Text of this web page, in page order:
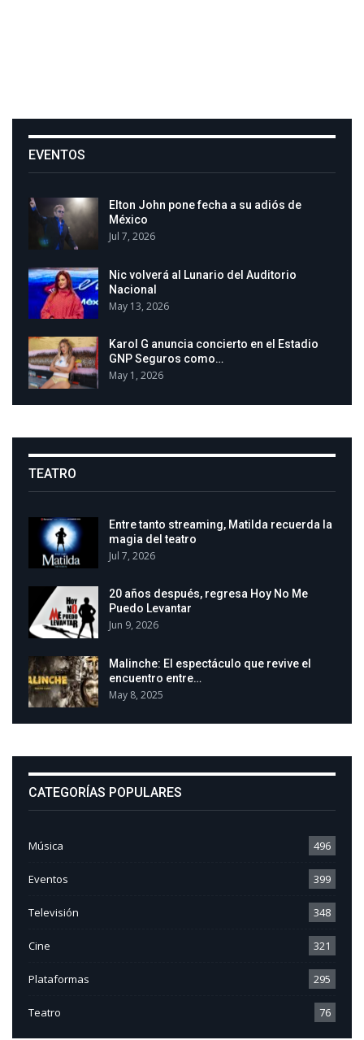
EVENTOS
Elton John pone fecha a su adiós de
México
Jul 7, 2026
Nic volverá al Lunario del Auditorio
Nacional
May 13, 2026
Karol G anuncia concierto en el Estadio
GNP Seguros como…
May 1, 2026
TEATRO
Entre tanto streaming, Matilda recuerda la
magia del teatro
Jul 7, 2026
20 años después, regresa Hoy No Me
Puedo Levantar
Jun 9, 2026
Malinche: El espectáculo que revive el
encuentro entre…
May 8, 2025
CATEGORÍAS POPULARES
Música 496
Eventos 399
Televisión 348
Cine 321
Plataformas 295
Teatro 76